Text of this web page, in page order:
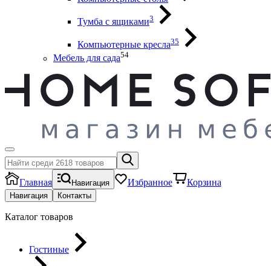
Тумба с ящиками3
Компьютерные кресла35
Мебель для сада54
Главная Навигация Избранное Корзина
Навигация Контакты
Каталог товаров
Гостиные